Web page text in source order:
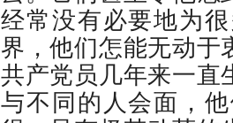
经常没有必要地为
界，他们怎能无动于
共产党员几年来一直
与不同的人会面，